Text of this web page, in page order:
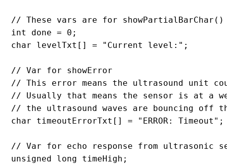
// These vars are for showPartialBarChar()
int done = 0;
char levelTxt[] = "Current level:";
// Var for showError
// This error means the ultrasound unit
// Usually that means the sensor is at a
// the ultrasound waves are bouncing off
char timeoutErrorTxt[] = "ERROR: Timeout";
// Var for echo response from ultrasonic
unsigned long timeHigh;